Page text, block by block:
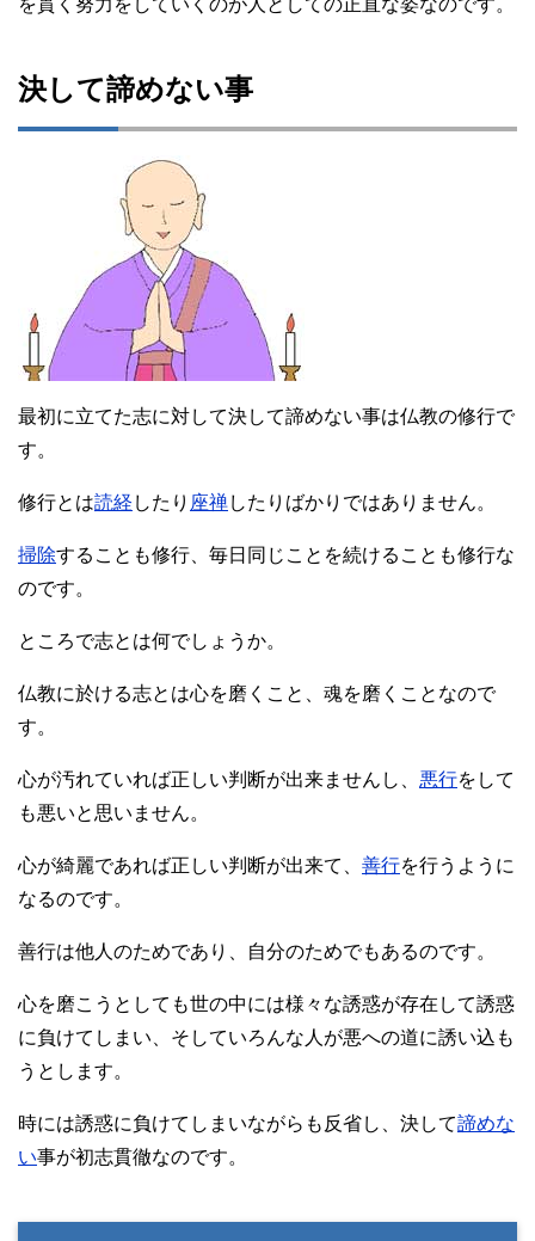
決して諦めない事
最初に立てた志に対して決して諦めない事は仏教の修行で
す。
修行とは読経 したり 座禅したりばかりではありません。
掃除することも修行、毎日同じことを続けることも修行な
のです。
ところで志とは何でしょうか。
仏教に於ける志とは心を磨くこと、魂を磨くことなので
す。
心が汚れていれば正しい判断が出来ませんし、 悪行をして
も悪いと思いません。
心が綺麗であれば正しい判断が出来て、 善行を行うように
なるのです。
善行は他人のためであり、自分のためでもあるのです。
心を磨こうとしても世の中には様々な誘惑が存在して誘惑
に負けてしまい、そしていろんな人が悪への道に誘い込も
うとします。
時には誘惑に負けてしまいながらも反省し、決して諦めな
い事が初志貫徹なのです。